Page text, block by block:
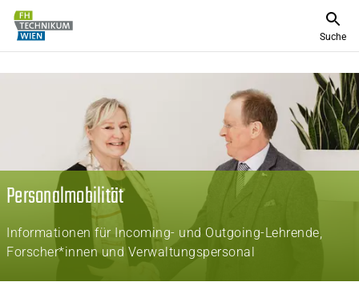
Suche
Personalmobilität
Informationen für Incoming- und Outgoing-Lehrende,
Forscher*innen und Verwaltungspersonal